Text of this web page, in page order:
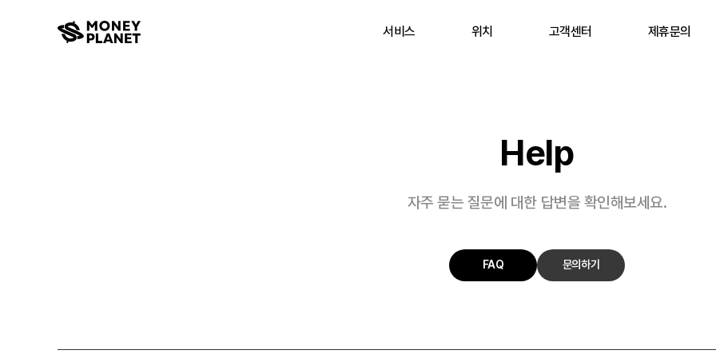
서비스 위치 고객센터 제휴문의
Help
자주 묻는 질문에 대한 답변을 확인해보세요.
FAQ 문의하기